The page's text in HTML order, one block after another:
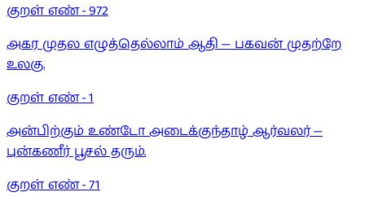
குறள் எண் -972
அகர முதல எழுத்தெல்லாம் ஆதி — பகவன் முதற்றே
உலகு.
குறள் எண் -1
அன்பிற்கும் உண்டோ அடைக்குந்தாழ் ஆர்வலர் —
புன்கணீர் பூசல் தரும்.
குறள் எண் -71